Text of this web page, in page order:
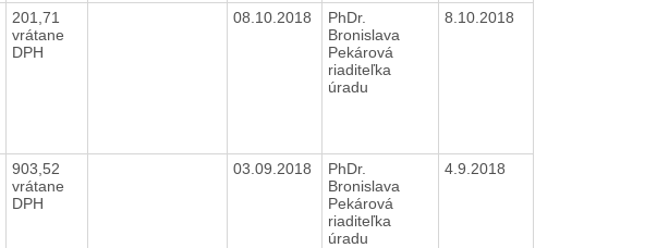
201,71
vrátane
DPH
08.10.2018
PhDr.
Bronislava
Pekárová
riaditeľka
úradu
8.10.2018
903,52
vrátane
DPH
03.09.2018
PhDr.
Bronislava
Pekárová
riaditeľka
úradu
4.9.2018